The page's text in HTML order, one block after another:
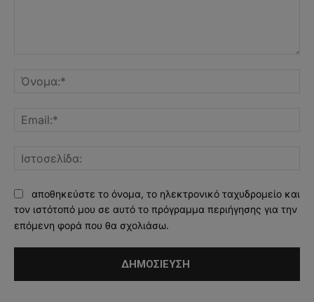
αποθηκεύστε το όνομα, το ηλεκτρονικό ταχυδρομείο και
τον ιστότοπό μου σε αυτό το πρόγραμμα περιήγησης για την
επόμενη φορά που θα σχολιάσω.